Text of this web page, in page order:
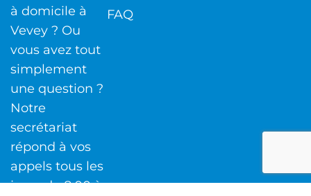
à domicile à
Vevey ? Ou
vous avez tout
simplement
une question ?
Notre
secrétariat
répond à vos
appels tous les
jours de 8:00 à
FAQ